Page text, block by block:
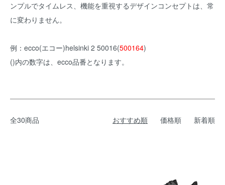
ンプルでタイムレス、機能を重視するデザインコンセプトは、常
に変わりません。
例：ecco(エコー)helsinki 2 50016(500164)
()内の数字は、ecco品番となります。
全30商品 おすすめ順 価格順 新着順